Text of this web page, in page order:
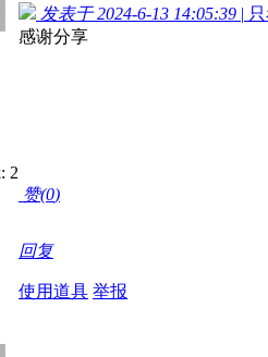
发表于 2024-6-13 14:05:39 |
感谢分享
赞(0)
回复
使用道具 举报